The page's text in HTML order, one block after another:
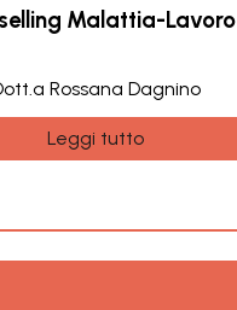
Malattia-Lavoro
Rossana Dagnino
Leggi tutto